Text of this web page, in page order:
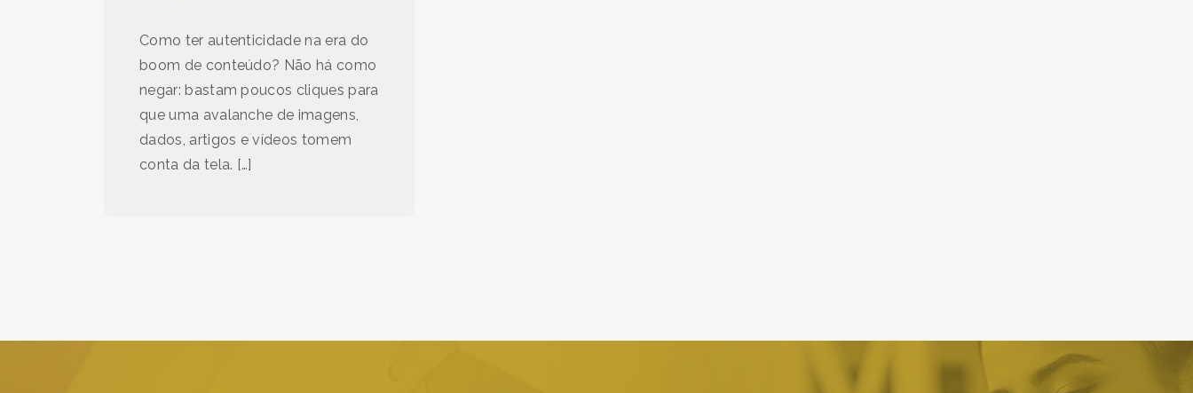
Como ter autenticidade na era do
boom de conteúdo? Não há como
negar: bastam poucos cliques para
que uma avalanche de imagens,
dados, artigos e vídeos tomem
conta da tela. […]